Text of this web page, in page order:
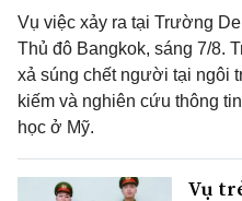
Vụ việc xảy ra tại Trường
Thủ đô Bangkok, sáng 7/8.
xả súng chết người tại ngôi
kiếm và nghiên cứu thông
học ở Mỹ.
Vụ